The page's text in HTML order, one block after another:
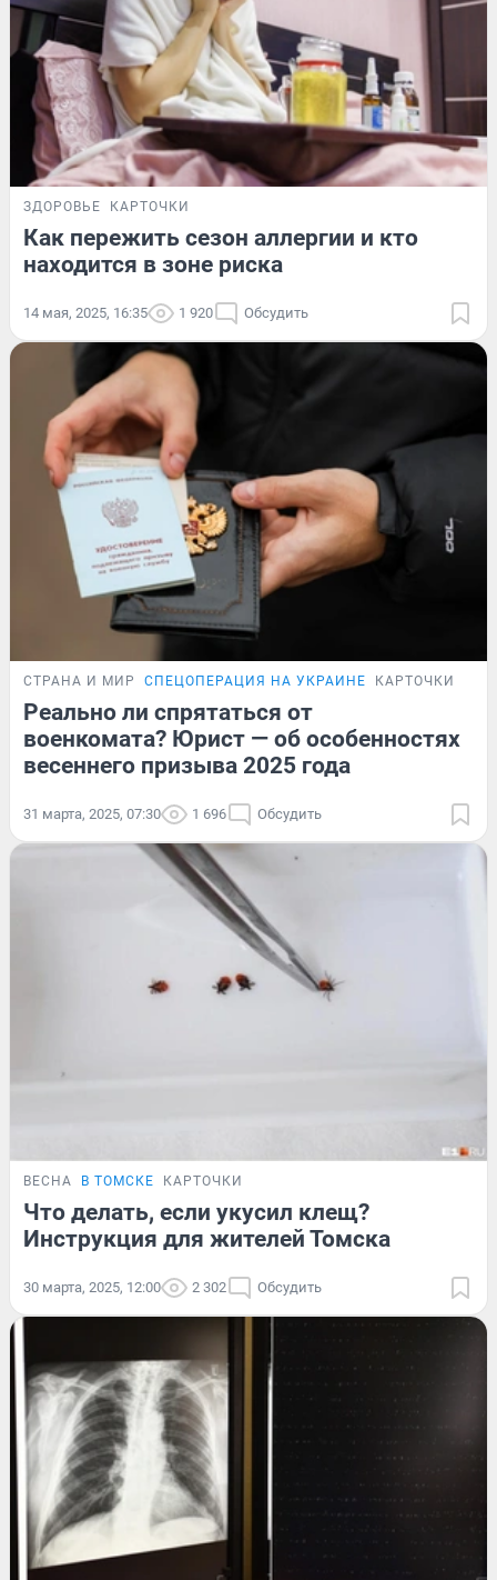
ЗДОРОВЬЕ КАРТОЧКИ
Как пережить сезон аллергии и кто
находится в зоне риска
14 мая, 2025, 16:35 1 920 Обсудить
СТРАНА И МИР СПЕЦОПЕРАЦИЯ НА УКРАИНЕ КАРТОЧКИ
Реально ли спрятаться от
военкомата? Юрист — об особенностях
весеннего призыва 2025 года
31 марта, 2025, 07:30 1 696 Обсудить
ВЕСНА В ТОМСКЕ КАРТОЧКИ
Что делать, если укусил клещ?
Инструкция для жителей Томска
30 марта, 2025, 12:00 2 302 Обсудить